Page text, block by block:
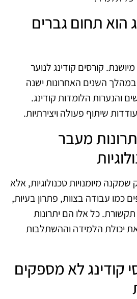
הוא תחום גברים
קורסים קודינג לנוער
השנים האחרונות ישנה
והנערות הלומדות קודינג.
שיתוף פעולה ויצירתיות.
אין יתרונות מעבר
שמקנה מיומנויות טכנולוגיות, אלא
כמו עבודה בצוות, פתרון בעיות,
תקשורת. כל אלו הם יתרונות
יכולת הלמידה וההשתלבות
קורסי קודינג לא מספקים